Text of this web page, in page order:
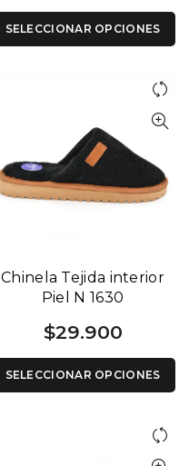
SELECCIONAR OPCIONES
Chinela Tejida interior
Piel N 1630
$29.900
SELECCIONAR OPCIONES